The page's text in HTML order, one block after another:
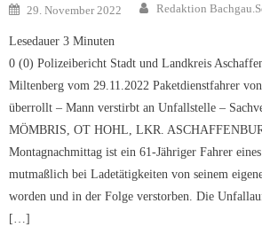
Posted
on
29. November 2022 Author
Redaktion
Lesedauer 3 Minuten
0 (0) Polizeibericht Stadt und Landkreis
Miltenberg vom 29.11.2022 Paketdienstfahrer
überrollt – Mann verstirbt an Unfallstelle –
MÖMBRIS, OT HOHL, LKR.
Montagnachmittag ist ein 61-Jähriger Fahrer
mutmaßlich bei Ladetätigkeiten von seinem
worden und in der Folge verstorben. Die
[…]